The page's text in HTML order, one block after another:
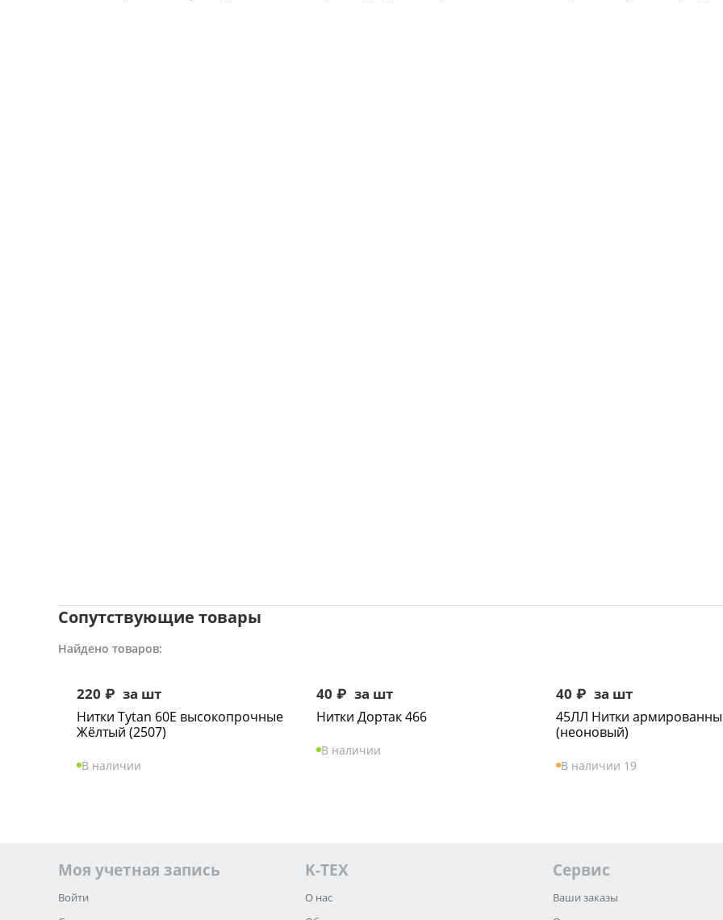
Сопутствующие товары
Найдено товаров:
220 ₽ за шт
Нитки Tytan 60Е высокопрочные
Жёлтый (2507)
В наличии
40 ₽ за шт
Нитки Дортак 466
В наличии
40 ₽ за шт
45ЛЛ Нитки
(неоновый)
В наличии 19
Моя учетная запись
Войти
K-TEX
О нас
Сервис
Ваши заказы